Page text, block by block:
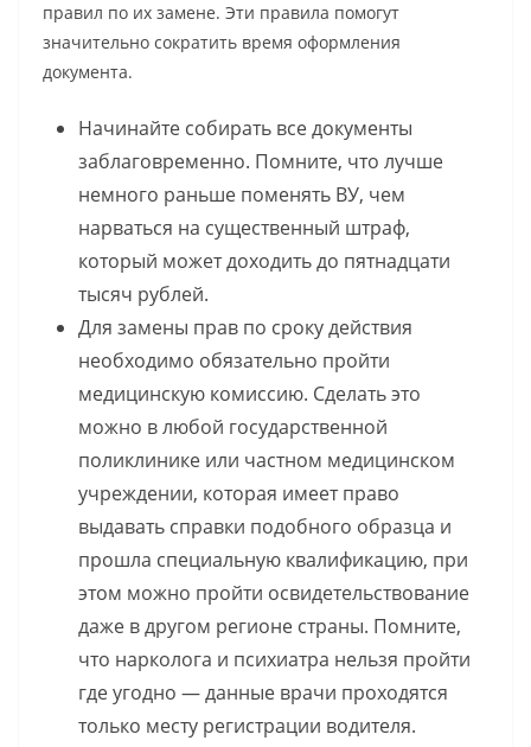
правил по их замене. Эти правила помогут
значительно сократить время оформления
документа.
Начинайте собирать все документы
заблаговременно. Помните, что лучше
немного раньше поменять ВУ, чем
нарваться на существенный штраф,
который может доходить до пятнадцати
тысяч рублей.
Для замены прав по сроку действия
необходимо обязательно пройти
медицинскую комиссию. Сделать это
можно в любой государственной
поликлинике или частном медицинском
учреждении, которая имеет право
выдавать справки подобного образца и
прошла специальную квалификацию, при
этом можно пройти освидетельствование
даже в другом регионе страны. Помните,
что нарколога и психиатра нельзя пройти
где угодно — данные врачи проходятся
только месту регистрации водителя.